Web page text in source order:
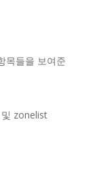
목들을 보여준
zonelist